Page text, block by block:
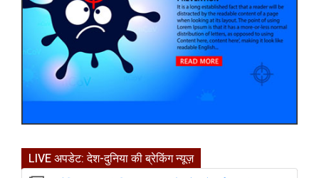
LIVE अपडेट: देश-दुनिया की ब्रेकिंग न्यूज़